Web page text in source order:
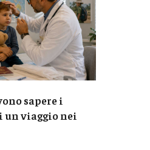
sapere i
viaggio nei